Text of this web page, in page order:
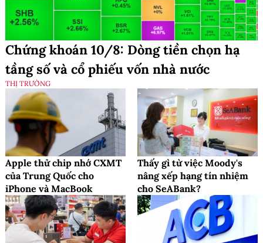
Chứng khoán 10/8: Dòng tiền chọn hạ
tầng số và cổ phiếu vốn nhà nước
THỊ TRƯỜNG
Apple thử chip nhớ CXMT
của Trung Quốc cho
iPhone và MacBook
Thấy gì từ việc Moody's
nâng xếp hạng tín nhiệm
cho SeABank?